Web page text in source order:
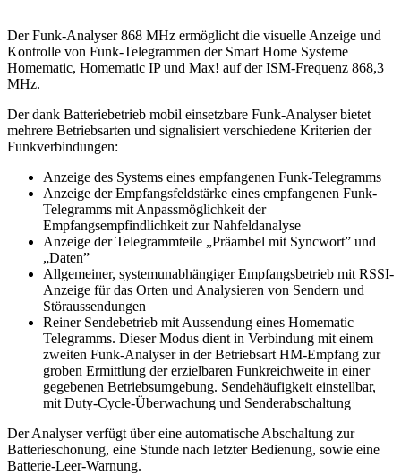
Der Funk-Analyser 868 MHz ermöglicht die visuelle Anzeige und
Kontrolle von Funk-Telegrammen der Smart Home Systeme
Homematic, Homematic IP und Max! auf der ISM-Frequenz 868,3
MHz.
Der dank Batteriebetrieb mobil einsetzbare Funk-Analyser bietet
mehrere Betriebsarten und signalisiert verschiedene Kriterien der
Funkverbindungen:
Anzeige des Systems eines empfangenen Funk-Telegramms
Anzeige der Empfangsfeldstärke eines empfangenen Funk-
Telegramms mit Anpassmöglichkeit der
Empfangsempfindlichkeit zur Nahfeldanalyse
Anzeige der Telegrammteile „Präambel mit Syncwort” und
„Daten”
Allgemeiner, systemunabhängiger Empfangsbetrieb mit RSSI-
Anzeige für das Orten und Analysieren von Sendern und
Störaussendungen
Reiner Sendebetrieb mit Aussendung eines Homematic
Telegramms. Dieser Modus dient in Verbindung mit einem
zweiten Funk-Analyser in der Betriebsart HM-Empfang zur
groben Ermittlung der erzielbaren Funkreichweite in einer
gegebenen Betriebsumgebung. Sendehäufigkeit einstellbar,
mit Duty-Cycle-Überwachung und Senderabschaltung
Der Analyser verfügt über eine automatische Abschaltung zur
Batterieschonung, eine Stunde nach letzter Bedienung, sowie eine
Batterie-Leer-Warnung.